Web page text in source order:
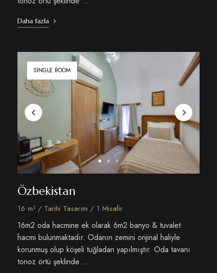
Daha fazla
SINGLE ROOM
Özbekistan
16 m² / Tarihi Tasarım / 1 Misafir
16m2 oda hacmine ek olarak 6m2 banyo & tuvalet
hacmi bulunmaktadır. Odanın zemini orijinal haliyle
korunmuş olup köşeli tuğladan yapılmıştır. Oda tavanı
tonoz örtü şeklinde …